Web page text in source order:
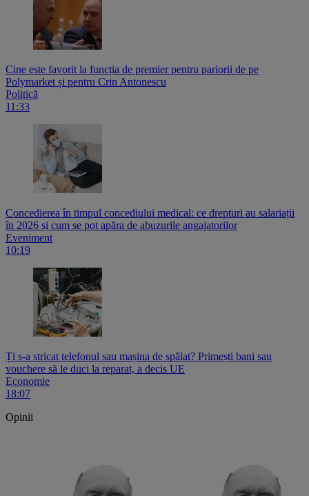
Cine este favorit la funcția de premier pentru pariorii de pe
Polymarket și pentru Crin Antonescu
Politică
11:33
Concedierea în timpul concediului medical: ce drepturi au salariații
în 2026 și cum se pot apăra de abuzurile angajatorilor
Eveniment
10:19
Ți s-a stricat telefonul sau mașina de spălat? Primești bani sau
vouchere să le duci la reparat, a decis UE
Economie
18:07
Opinii